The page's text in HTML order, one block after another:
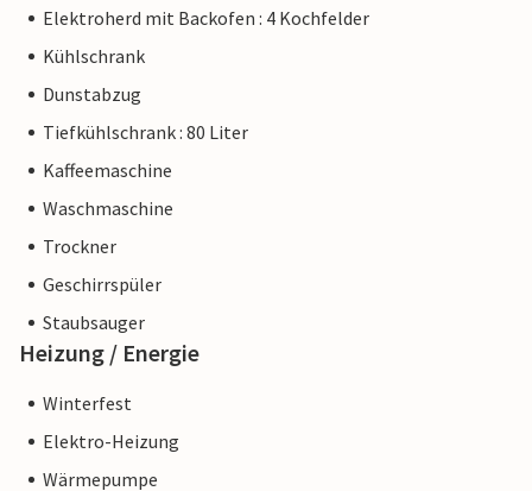
Elektroherd mit Backofen : 4 Kochfelder
Kühlschrank
Dunstabzug
Tiefkühlschrank : 80 Liter
Kaffeemaschine
Waschmaschine
Trockner
Geschirrspüler
Staubsauger
Heizung / Energie
Winterfest
Elektro-Heizung
Wärmepumpe